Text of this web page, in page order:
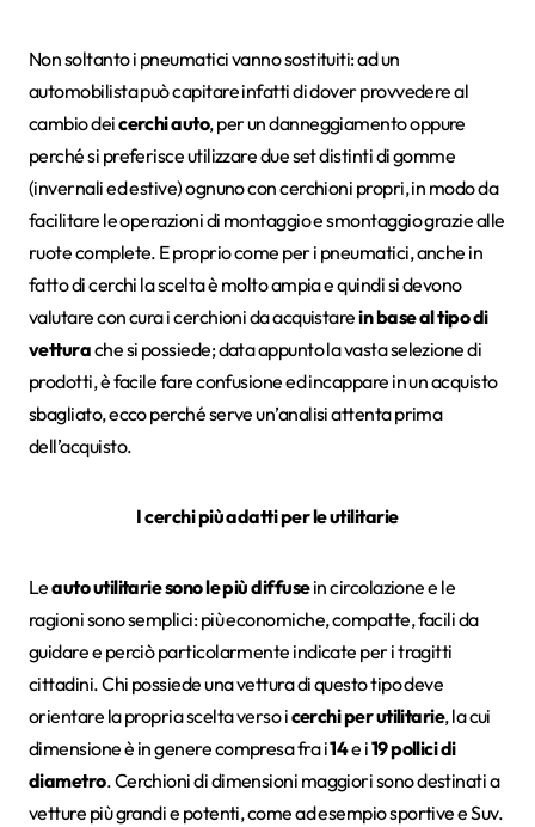
Non soltanto i pneumatici vanno sostituiti: ad un
automobilista può capitare infatti di dover provvedere al
cambio deicerchi auto, per un danneggiamento oppure
perché si preferisce utilizzare due set distinti di gomme
(invernali ed estive) ognuno con cerchioni propri, in modo da
facilitare le operazioni di montaggio e smontaggio grazie alle
ruote complete. E proprio come per i pneumatici, anche in
fatto di cerchi la scelta è molto ampia e quindi si devono
valutare con cura i cerchioni da acquistarein base al tipo di
vetturache si possiede; data appunto la vasta selezione di
prodotti, è facile fare confusione ed incappare in un acquisto
sbagliato, ecco perché serve un’analisi attenta prima
dell’acquisto.
I cerchi più adatti per le utilitarie
Leauto utilitarie sono le più diffusein circolazione e le
ragioni sono semplici: più economiche, compatte, facili da
guidare e perciò particolarmente indicate per i tragitti
cittadini. Chi possiede una vettura di questo tipo deve
orientare la propria scelta verso icerchi per utilitarie, la cui
dimensione è in genere compresa fra i14e i19 pollici di
diametro. Cerchioni di dimensioni maggiori sono destinati a
vetture più grandi e potenti, come ad esempio sportive e Suv.